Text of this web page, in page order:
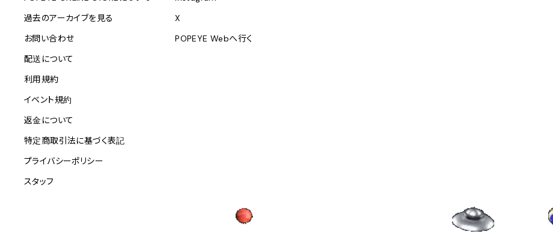
過去のアーカイブを見る
お問い合わせ
配送について
利用規約
イベント規約
返金について
特定商取引法に基づく表記
プライバシーポリシー
スタッフ
X
POPEYE Webへ行く